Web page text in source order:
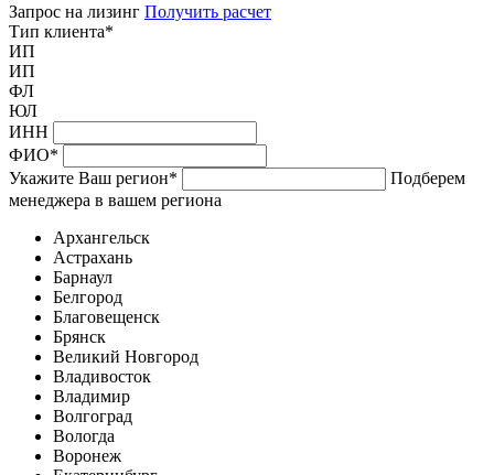
Запрос на лизинг Получить расчет
Тип клиента*
ИП
ИП
ФЛ
ЮЛ
ИНН
ФИО*
Укажите Ваш регион*
Подберем
менеджера в вашем региона
Архангельск
Астрахань
Барнаул
Белгород
Благовещенск
Брянск
Великий Новгород
Владивосток
Владимир
Волгоград
Вологда
Воронеж